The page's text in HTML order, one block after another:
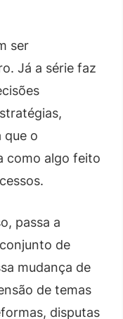
ser
Já a série faz
que o
como algo feito
passa a
de
mudança de
de temas
disputas